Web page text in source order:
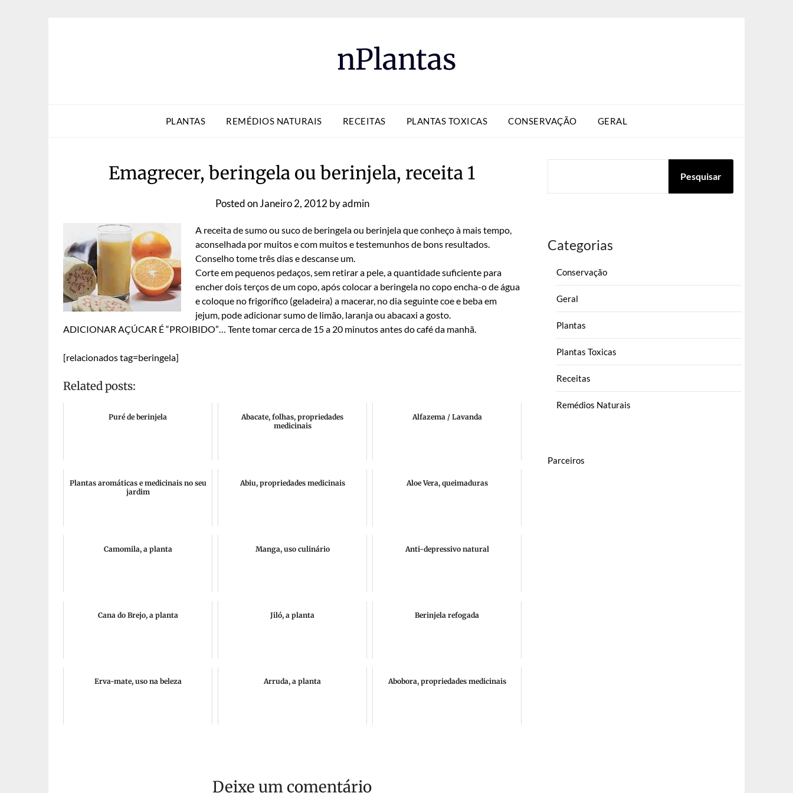
nPlantas
PLANTAS REMÉDIOS NATURAIS RECEITAS PLANTAS TOXICAS CONSERVAÇÃO GERAL
Emagrecer, beringela ou berinjela, receita 1
Posted onJaneiro 2, 2012 byadmin
A receita de sumo ou suco de beringela ou berinjela que conheço à mais tempo,
aconselhada por muitos e com muitos e testemunhos de bons resultados.
Conselho tome três dias e descanse um.
Corte em pequenos pedaços, sem retirar a pele, a quantidade suficiente para
encher dois terços de um copo, após colocar a beringela no copo encha-o de água
e coloque no frigorífico (geladeira) a macerar, no dia seguinte coe e beba em
jejum, pode adicionar sumo de limão, laranja ou abacaxi a gosto.
ADICIONAR AÇÚCAR É “PROIBIDO”… Tente tomar cerca de 15 a 20 minutos antes do café da manhã.
[relacionados tag=beringela]
Related posts:
Puré de berinjela
Abacate, folhas, propriedades
medicinais
Alfazema / Lavanda
Plantas aromáticas e medicinais no seu
jardim
Abiu, propriedades medicinais Aloe Vera, queimaduras
Camomila, a planta Manga, uso culinário Anti-depressivo natural
Cana do Brejo, a planta Jiló, a planta Berinjela refogada
Erva-mate, uso na beleza Arruda, a planta Abobora, propriedades medicinais
Deixe um comentário
Pesquisar
Categorias
Conservação
Geral
Plantas
Plantas Toxicas
Receitas
Remédios Naturais
Parceiros